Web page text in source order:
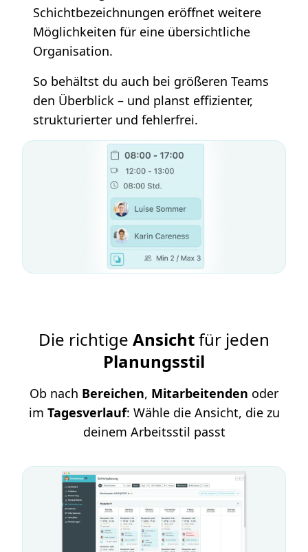
Schichtbezeichnungen eröffnet weitere
Möglichkeiten für eine übersichtliche
Organisation.
So behältst du auch bei größeren Teams
den Überblick – und planst effizienter,
strukturierter und fehlerfrei.
Die richtige Ansichtfür jeden
Planungsstil
Ob nach Bereichen, Mitarbeitenden oder
im Tagesverlauf: Wähle die Ansicht, die zu
deinem Arbeitsstil passt